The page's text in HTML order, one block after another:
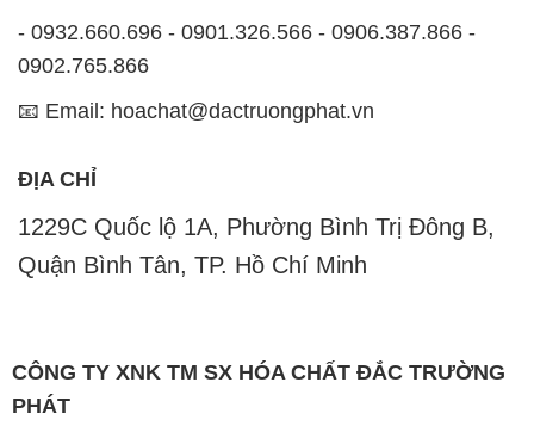
- 0932.660.696 - 0901.326.566 - 0906.387.866 -
0902.765.866
📧 Email: hoachat@dactruongphat.vn
ĐỊA CHỈ
1229C Quốc lộ 1A, Phường Bình Trị Đông B,
Quận Bình Tân, TP. Hồ Chí Minh
CÔNG TY XNK TM SX HÓA CHẤT ĐẮC TRƯỜNG
PHÁT